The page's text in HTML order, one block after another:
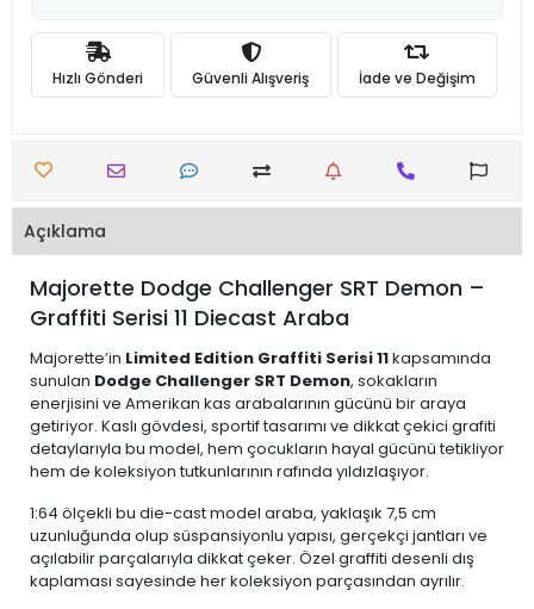
Hızlı Gönderi Güvenli Alışveriş İade ve Değişim
Açıklama
Majorette Dodge Challenger SRT Demon –
Graffiti Serisi 11 Diecast Araba
Majorette’in Limited Edition Graffiti Serisi 11kapsamında
sunulan Dodge Challenger SRT Demon, sokakların
enerjisini ve Amerikan kas arabalarının gücünü bir araya
getiriyor. Kaslı gövdesi, sportif tasarımı ve dikkat çekici grafiti
detaylarıyla bu model, hem çocukların hayal gücünü tetikliyor
hem de koleksiyon tutkunlarının rafında yıldızlaşıyor.
1:64 ölçekli bu die-cast model araba, yaklaşık 7,5 cm
uzunluğunda olup süspansiyonlu yapısı, gerçekçi jantları ve
açılabilir parçalarıyla dikkat çeker. Özel graffiti desenli dış
kaplaması sayesinde her koleksiyon parçasından ayrılır.